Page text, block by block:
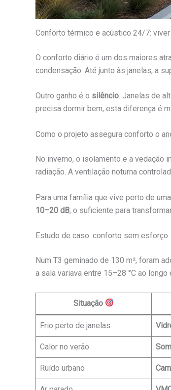
Conforto térmico e acústico 24/7:
O conforto diário é um dos maiores
condensação. Até junto às janelas, a
Outro ganho é o silêncio. Janelas de
precisa dormir bem, esta diferença é
Como o projeto assegura conforto o
No inverno, o isolamento e a
radiação. A ventilação noturna
Para uma família que vive perto de
10–20 dB, o suficiente para
Estudo de caso: conforto sem esforço
Num T3 geminado de 130 m², foram
a sala variava entre 15–28 °C ao
Situação
Frio perto de janelas
Calor no verão
Ruído urbano